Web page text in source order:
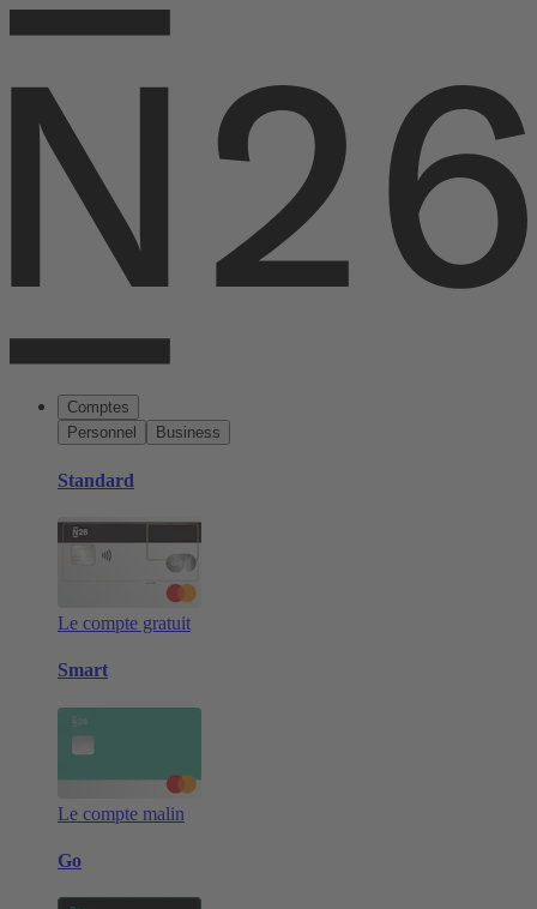
Comptes
Personnel
Business
Standard
Le compte gratuit
Smart
Le compte malin
Go